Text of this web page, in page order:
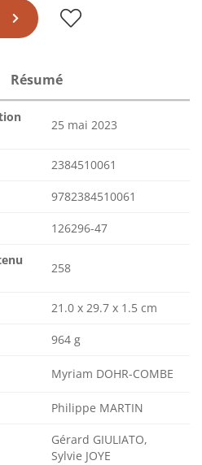
Résumé
25 mai 2023
2384510061
9782384510061
126296-47
258
21.0 x 29.7 x 1.5 cm
964 g
Myriam DOHR-COMBE
Philippe MARTIN
Gérard GIULIATO,
Sylvie JOYE